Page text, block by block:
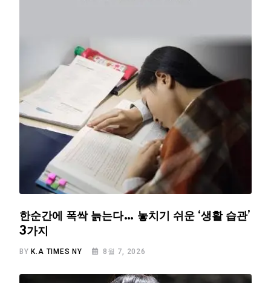
한순간에 폭싹 늙는다… 놓치기 쉬운 ‘생활 습관’
3가지
BY K.A TIMES NY 8월 7, 2026